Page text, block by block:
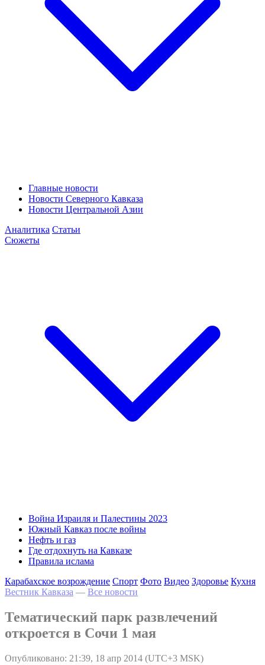
Главные новости
Новости Северного Кавказа
Новости Центральной Азии
Аналитика Статьи
Сюжеты
Война Израиля и Палестины 2023
Южный Кавказ после войны
Нефть и газ
Где отдохнуть на Кавказе
Правила ислама
Карабахское возрождение Спорт Фото Видео Здоровье Кухня
Вестник Кавказа — Все новости
Тематический парк развлечений
откроется в Сочи 1 мая
Опубликовано: 21:39, 18 апр 2014 (UTC+3 MSK)